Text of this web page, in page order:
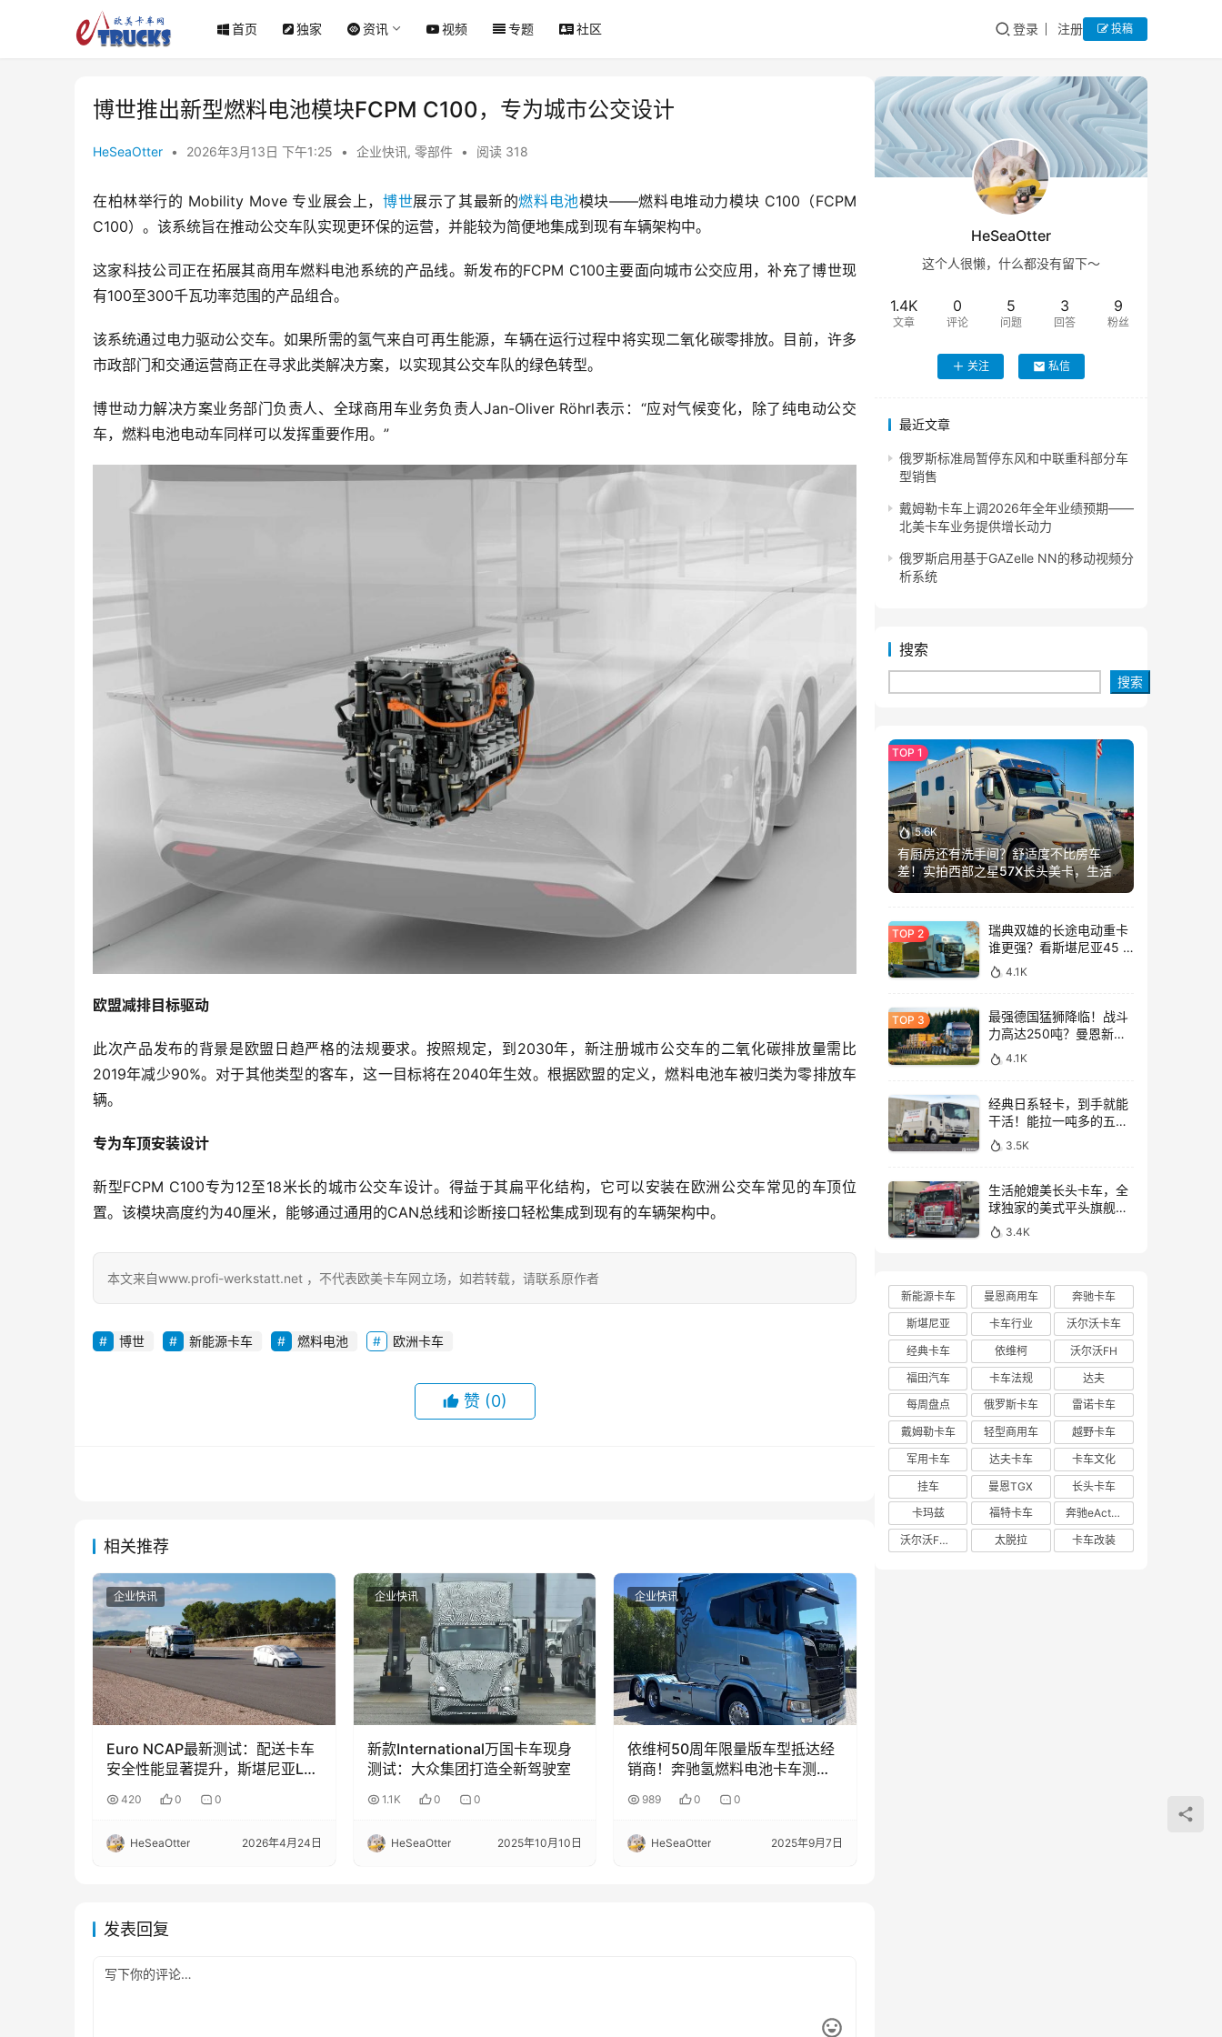
首页 独家 资讯 视频 专题 社区 登录 注册 投稿
博世推出新型燃料电池模块FCPM C100，专为城市公交设计
HeSeaOtter • 2026年3月13日 下午1:25 • 企业快讯, 零部件 • 阅读 318
在柏林举行的 Mobility Move 专业展会上， 博世展示了其最新的燃料电池模块——燃料电堆动力模块 C100（FCPM
C100）。该系统旨在推动公交车队实现更环保的运营，并能较为简便地集成到现有车辆架构中。
这家科技公司正在拓展其商用车燃料电池系统的产品线。新发布的FCPM C100主要面向城市公交应用，补充了博世现
有100至300千瓦功率范围的产品组合。
该系统通过电力驱动公交车。如果所需的氢气来自可再生能源，车辆在运行过程中将实现二氧化碳零排放。目前，许多
市政部门和交通运营商正在寻求此类解决方案，以实现其公交车队的绿色转型。
博世动力解决方案业务部门负责人、全球商用车业务负责人Jan-Oliver Röhrl表示：“应对气候变化，除了纯电动公交
车，燃料电池电动车同样可以发挥重要作用。”
欧盟减排目标驱动
此次产品发布的背景是欧盟日趋严格的法规要求。按照规定，到2030年，新注册城市公交车的二氧化碳排放量需比
2019年减少90%。对于其他类型的客车，这一目标将在2040年生效。根据欧盟的定义，燃料电池车被归类为零排放车
辆。
专为车顶安装设计
新型FCPM C100专为12至18米长的城市公交车设计。得益于其扁平化结构，它可以安装在欧洲公交车常见的车顶位
置。该模块高度约为40厘米，能够通过通用的CAN总线和诊断接口轻松集成到现有的车辆架构中。
本文来自www.profi-werkstatt.net ，不代表欧美卡车网立场，如若转载，请联系原作者
博世 新能源卡车 燃料电池 欧洲卡车
赞 (0)
相关推荐
企业快讯
Euro NCAP最新测试：配送卡车
安全性能显著提升，斯堪尼亚L系
420 0 0
HeSeaOtter 2026年4月24日
企业快讯
新款International万国卡车现身
测试：大众集团打造全新驾驶室
1.1K 0 0
HeSeaOtter 2025年10月10日
企业快讯
依维柯50周年限量版车型抵达经
销商！奔驰氢燃料电池卡车测试
卡车行业热点关注
989 0 0
HeSeaOtter 2025年9月7日
发表回复
HeSeaOtter
这个人很懒，什么都没有留下～
1.4K
文章
0
评论
5
问题
3
回答
9
粉丝
关注 私信
最近文章
俄罗斯标准局暂停东风和中联重科部分车
型销售
戴姆勒卡车上调2026年全年业绩预期——
北美卡车业务提供增长动力
俄罗斯启用基于GAZelle NN的移动视频分
析系统
搜索
搜索
5.6K
有厨房还有洗手间？舒适度不比房车
差！实拍西部之星57X长头美卡，生活舱
加长这么多？
瑞典双雄的长途电动重卡
谁更强？看斯堪尼亚45 R
与沃尔沃FH Aero Electric
同台竞技！
4.1K
最强德国猛狮降临！战斗
力高达250吨？曼恩新款
TGX大件牵引车深入解析
4.1K
经典日系轻卡，到手就能
干活！能拉一吨多的五十
铃NLR工作车实拍
3.5K
生活舱媲美长头卡车，全
球独家的美式平头旗舰！
亮相布里斯班卡车展的肯
沃斯K220牵引车实拍
3.4K
新能源卡车 曼恩商用车
奔驰卡车
斯堪尼亚
卡车行业
沃尔沃卡车
经典卡车
依维柯
沃尔沃FH
福田汽车
卡车法规
达夫
每周盘点
俄罗斯卡车
雷诺卡车
戴姆勒卡车
轻型商用车
越野卡车
军用卡车
达夫卡车
卡车文化
挂车
曼恩TGX
长头卡车
卡玛兹
福特卡车
奔驰eActros 600
沃尔沃FH Aero
太脱拉 卡车改装